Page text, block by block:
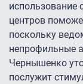
использование
центров
поскольку
непрофильные
Чернышенко
послужит